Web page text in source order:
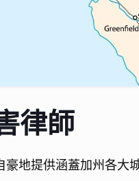
律師
豪地提供涵蓋加州各大